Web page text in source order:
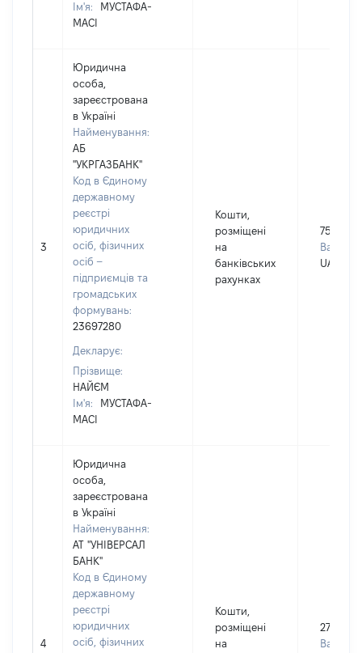
Ім'я:
МУСТАФА-
МАСІ
3
Юридична
особа,
зареєстрована
в Україні
Найменування:
АБ
"УКРГАЗБАНК"
Код в Єдиному
державному
реєстрі
юридичних
осіб, фізичних
осіб –
підприємців та
громадських
формувань:
23697280
Декларує:
Прізвище:
НАЙЄМ
Ім'я:
МУСТАФА-
МАСІ
Кошти,
розміщені
на
банківських
рахунках
7598
Валюта:
UAH
4
Юридична
особа,
зареєстрована
в Україні
Найменування:
АТ "УНІВЕРСАЛ
БАНК"
Код в Єдиному
державному
реєстрі
юридичних
осіб, фізичних
Кошти,
розміщені
на
27260
Валюта: